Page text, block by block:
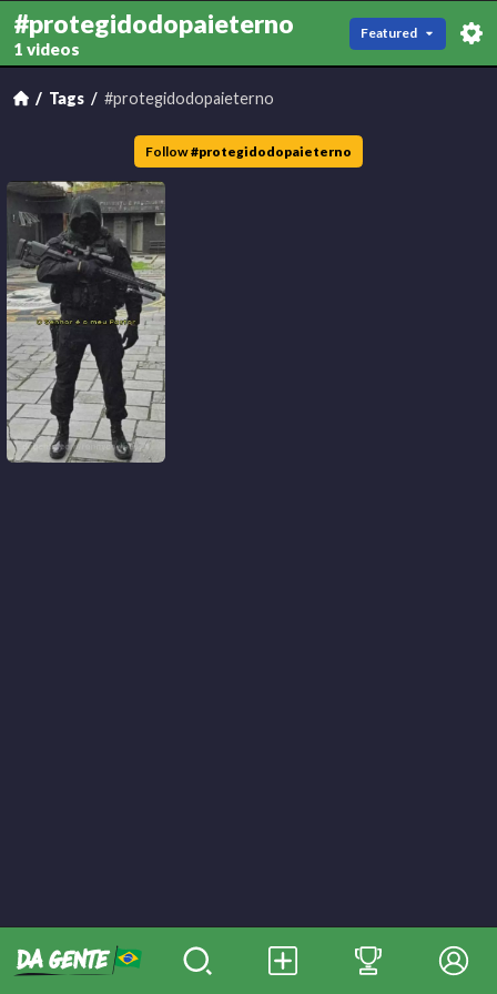
#protegidodopaieterno
1 videos
Featured
Tags #protegidodopaieterno
Follow #protegidodopaieterno